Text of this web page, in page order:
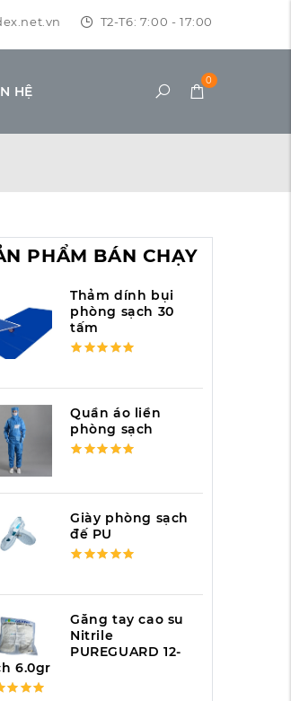
T2-T6: 7:00 - 17:00
HỆ
0
PHẨM BÁN CHẠY
Thảm dính bụi
phòng sạch 30
tấm
Quần áo liền
phòng sạch
Giày phòng sạch
đế PU
Găng tay cao su
Nitrile
PUREGUARD 12-
6.0gr